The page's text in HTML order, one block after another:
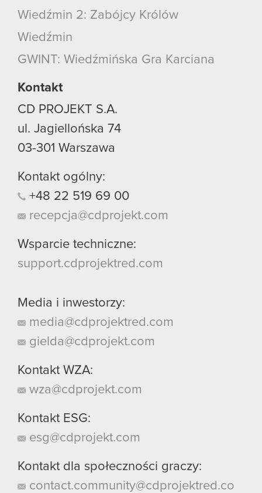
Wiedźmin 2: Zabójcy Królów
Wiedźmin
GWINT: Wiedźmińska Gra Karciana
Kontakt
CD PROJEKT S.A.
ul. Jagiellońska 74
03-301 Warszawa
Kontakt ogólny:
+48 22 519 69 00
recepcja@cdprojekt.com
Wsparcie techniczne:
support.cdprojektred.com
Media i inwestorzy:
media@cdprojektred.com
gielda@cdprojekt.com
Kontakt WZA:
wza@cdprojekt.com
Kontakt ESG:
esg@cdprojekt.com
Kontakt dla społeczności graczy:
contact.community@cdprojektred.co